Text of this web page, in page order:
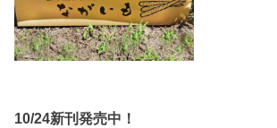
10/24新刊発売中！